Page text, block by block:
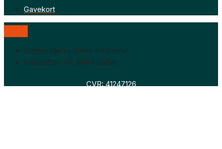
Gavekort
Boggaragen – online antikvariat
Marktoften 7H, 8464 Galten
CVR: 41247126